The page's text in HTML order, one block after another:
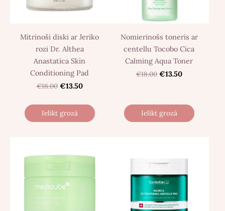
Mitrinoši diski ar Jeriko
rozi Dr. Althea
Anastatica Skin
Conditioning Pad
€18.00 €13.50
Ielikt grozā
Nomierinošs toneris ar
centellu Tocobo Cica
Calming Aqua Toner
€18.00 €13.50
Ielikt grozā